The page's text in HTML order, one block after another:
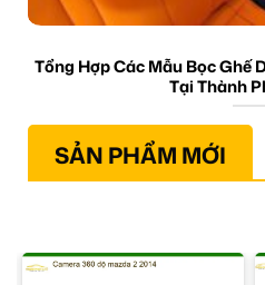
Tổng Hợp Các Mẫu Bọc Ghế
Tại Thành
SẢN PHẨM MỚI